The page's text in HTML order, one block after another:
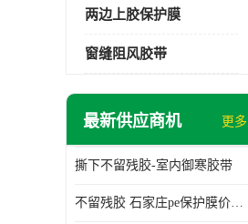
两边上胶保护膜
窗缝阻风胶带
最新供应商机 更多
撕下不留残胶-室内御寒胶带
不留残胶 石家庄pe保护膜价格 塑料薄膜